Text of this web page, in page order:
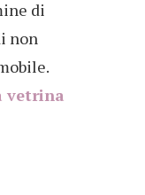
di
non
vetrina